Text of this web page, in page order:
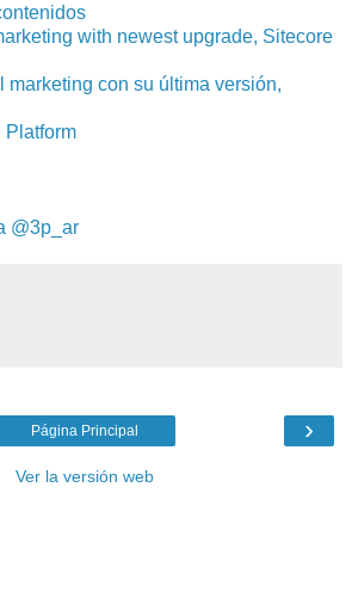
with newest upgrade, Sitecore
marketing con su última versión,
Platform
@3p_ar
›
Página Principal
Ver la versión web